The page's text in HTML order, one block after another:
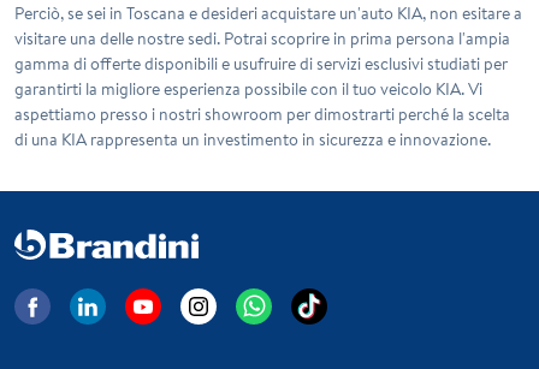
Perciò, se sei in Toscana e desideri acquistare un'auto KIA, non esitare a
visitare una delle nostre sedi. Potrai scoprire in prima persona l'ampia
gamma di offerte disponibili e usufruire di servizi esclusivi studiati per
garantirti la migliore esperienza possibile con il tuo veicolo KIA. Vi
aspettiamo presso i nostri showroom per dimostrarti perché la scelta
di una KIA rappresenta un investimento in sicurezza e innovazione.